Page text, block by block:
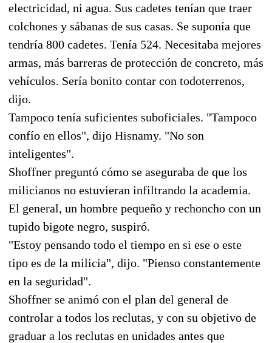
electricidad, ni agua. Sus cadetes tenían que traer
colchones y sábanas de sus casas. Se suponía que
tendría 800 cadetes. Tenía 524. Necesitaba mejores
armas, más barreras de protección de concreto, más
vehículos. Sería bonito contar con todoterrenos,
dijo.
Tampoco tenía suficientes suboficiales. "Tampoco
confío en ellos", dijo Hisnamy. "No son
inteligentes".
Shoffner preguntó cómo se aseguraba de que los
milicianos no estuvieran infiltrando la academia.
El general, un hombre pequeño y rechoncho con un
tupido bigote negro, suspiró.
"Estoy pensando todo el tiempo en si ese o este
tipo es de la milicia", dijo. "Pienso constantemente
en la seguridad".
Shoffner se animó con el plan del general de
controlar a todos los reclutas, y con su objetivo de
graduar a los reclutas en unidades antes que